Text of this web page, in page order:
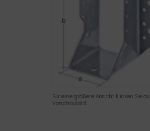
Für eine größere Ansicht klicken Sie
Vorschaubild